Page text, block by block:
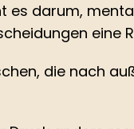
es darum,
eine
die nach